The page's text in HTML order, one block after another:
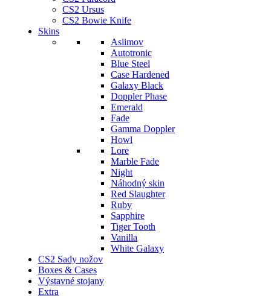
CS2 Ursus
CS2 Bowie Knife
Skins
Asiimov
Autotronic
Blue Steel
Case Hardened
Galaxy Black
Doppler Phase
Emerald
Fade
Gamma Doppler
Howl
Lore
Marble Fade
Night
Náhodný skin
Red Slaughter
Ruby
Sapphire
Tiger Tooth
Vanilla
White Galaxy
CS2 Sady nožov
Boxes & Cases
Výstavné stojany
Extra